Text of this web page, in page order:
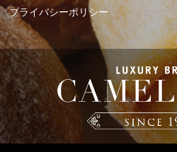
プライバシーポリシー